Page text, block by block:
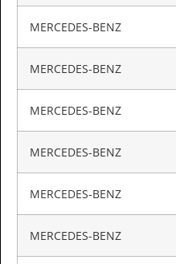
MERCEDES-BENZ
MERCEDES-BENZ
MERCEDES-BENZ
MERCEDES-BENZ
MERCEDES-BENZ
MERCEDES-BENZ